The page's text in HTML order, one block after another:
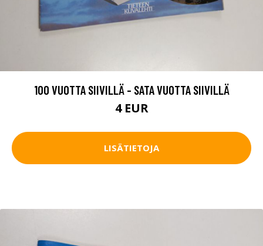
100 VUOTTA SIIVILLÄ - SATA VUOTTA SIIVILLÄ
4 EUR
LISÄTIETOJA